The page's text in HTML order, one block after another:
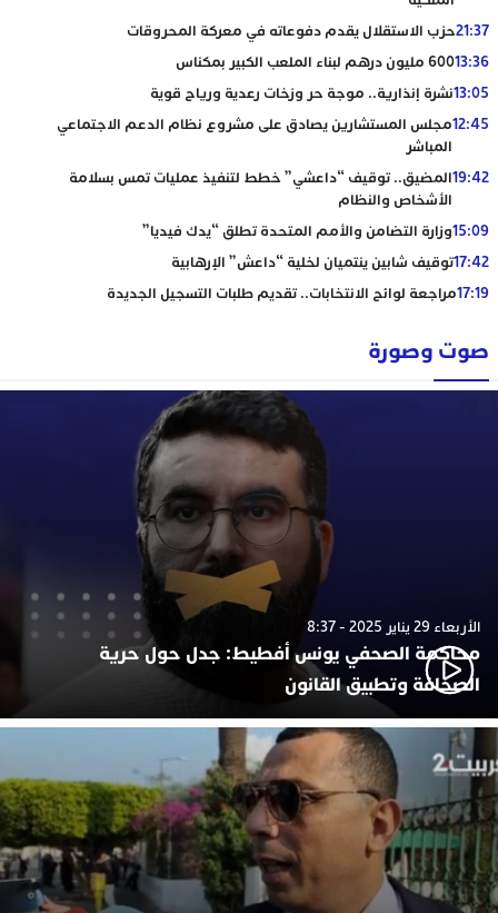
21:37حزب الاستقلال يقدم دفوعاته في معركة المحروقات
13:36600 مليون درهم لبناء الملعب الكبير بمكناس
13:05نشرة إنذارية.. موجة حر وزخات رعدية ورياح قوية
12:45مجلس المستشارين يصادق على مشروع نظام الدعم الاجتماعي
المباشر
19:42المضيق.. توقيف “داعشي” خطط لتنفيذ عمليات تمس بسلامة
الأشخاص والنظام
15:09وزارة التضامن والأمم المتحدة تطلق “يدك فيديا”
17:42توقيف شابين ينتميان لخلية “داعش” الإرهابية
17:19مراجعة لوائح الانتخابات.. تقديم طلبات التسجيل الجديدة
صوت وصورة
الأربعاء 29 يناير 2025 - 8:37
محاكمة الصحفي يونس أفطيط: جدل حول حرية
الصحافة وتطبيق القانون